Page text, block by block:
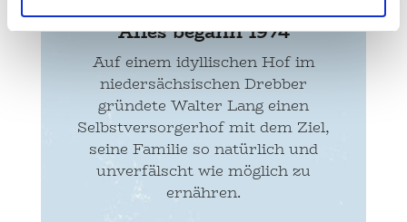
Alles begann 1974
Auf einem idyllischen Hof im
niedersächsischen Drebber
gründete Walter Lang einen
Selbstversorgerhof mit dem Ziel,
seine Familie so natürlich und
unverfälscht wie möglich zu
ernähren.